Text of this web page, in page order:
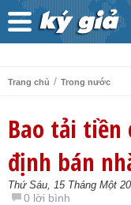
Trang chủ / Trong nước
Bao tải
định bán
Thứ Sáu, 15 Tháng Một
0 lời bình